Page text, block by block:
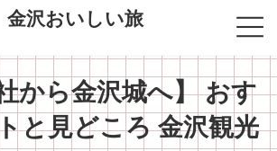
金沢おいしい旅
から金沢城へ】 おす
と見どころ 金沢観光